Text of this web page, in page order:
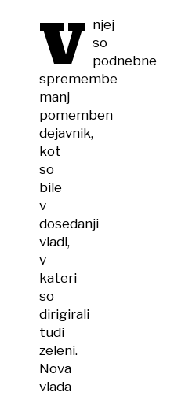
V njej
so
podnebne
spremembe
manj
pomemben
dejavnik,
kot
so
bile
v
dosedanji
vladi,
v
kateri
so
dirigirali
tudi
zeleni.
Nova
vlada
tudi